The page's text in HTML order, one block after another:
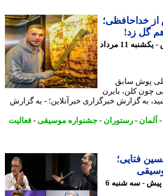
زد!
6 روز پیش - یکشنبه 11 مرداد
پوش سابق
کلن، بایرن
گزارش خبرگزاری خبرآنلاین؛ - به گزارش
-رستوران- جشنواره موسیقی-فعالیت
فتایی؛
10 روز پیش - سه شنبه 6